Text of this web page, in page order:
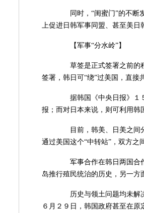
同时，“闺蜜门”的不断发
上促进日韩军事同盟、甚至美日
【军事“分水岭”】
草签是正式签署之前的程
签署，韩日可“绕”过美国，直接
据韩国《中央日报》１５
报；而对日本来说，则可利用韩
目前，韩美、日美之间分
通过美国这个“中转站”，双方之
军事合作在韩日两国合作
岛推行殖民统治的历史，另一方
历史与领土问题均未解决
６月２９日，韩国政府甚至在原